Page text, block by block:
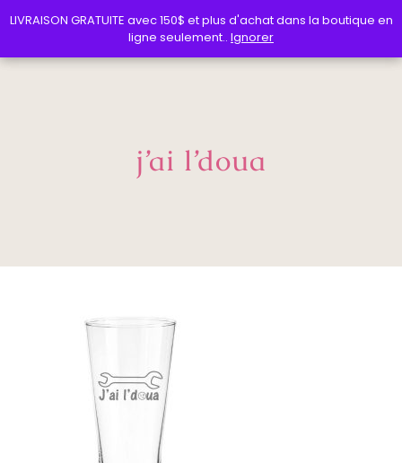
j’ai l’doua
LIVRAISON GRATUITE avec 150$ et plus d'achat dans la boutique en
ligne seulement.. Ignorer
LIVRAISON GRATUITE avec 150$ et plus d'achat dans la boutique en
ligne seulement.. Ignorer